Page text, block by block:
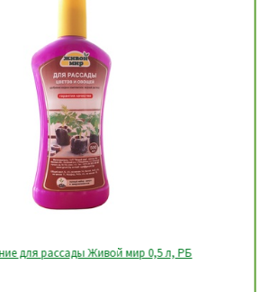
для рассады Живой мир 0,5 л, РБ